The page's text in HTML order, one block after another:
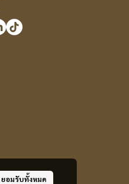
ยอมรับทั้งหมด